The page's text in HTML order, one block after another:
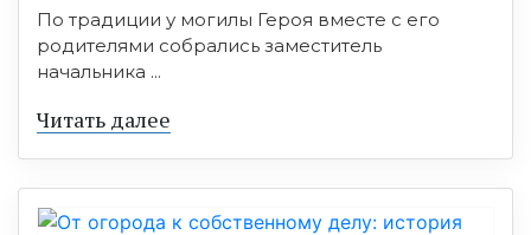
По традиции у могилы Героя вместе с его
родителями собрались заместитель
начальника ...
Читать далее